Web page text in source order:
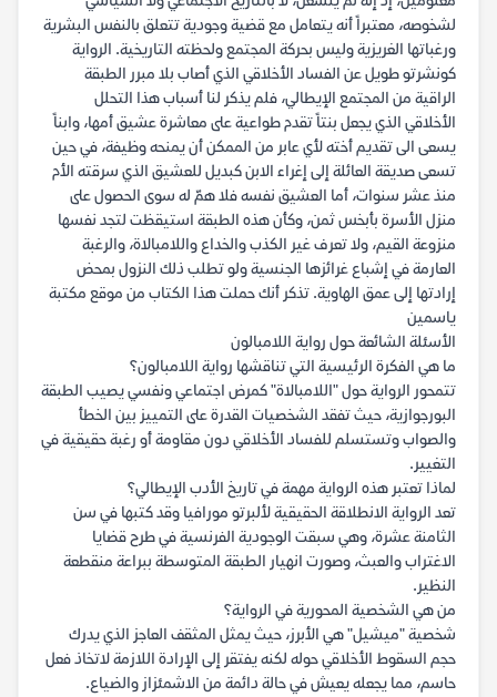
لشخوصه، معتبراً أنه يتعامل مع قضية وجودية تتعلق بالنفس البشرية
ورغباتها الغريزية وليس بحركة المجتمع ولحظته التاريخية. الرواية
كونشرتو طويل عن الفساد الأخلاقي الذي أصاب بلا مبرر الطبقة
الراقية من المجتمع الإيطالي، فلم يذكر لنا أسباب هذا التحلل
الأخلاقي الذي يجعل بنتاً تقدم طواعية على معاشرة عشيق أمها، وابناً
يسعى الى تقديم أخته لأي عابر من الممكن أن يمنحه وظيفة، في حين
تسعى صديقة العائلة إلى إغراء الابن كبديل للعشيق الذي سرقته الأم
منذ عشر سنوات، أما العشيق نفسه فلا همّ له سوى الحصول على
منزل الأسرة بأبخس ثمن، وكأن هذه الطبقة استيقظت لتجد نفسها
منزوعة القيم، ولا تعرف غير الكذب والخداع واللامبالاة، والرغبة
العارمة في إشباع غرائزها الجنسية ولو تطلب ذلك النزول بمحض
إرادتها إلى عمق الهاوية. تذكر أنك حملت هذا الكتاب من موقع مكتبة
ياسمين
الأسئلة الشائعة حول رواية اللامبالون
ما هي الفكرة الرئيسية التي تناقشها رواية اللامبالون؟
تتمحور الرواية حول "اللامبالاة" كمرض اجتماعي ونفسي يصيب الطبقة
البورجوازية، حيث تفقد الشخصيات القدرة على التمييز بين الخطأ
والصواب وتستسلم للفساد الأخلاقي دون مقاومة أو رغبة حقيقية في
التغيير.
لماذا تعتبر هذه الرواية مهمة في تاريخ الأدب الإيطالي؟
تعد الرواية الانطلاقة الحقيقية لألبرتو مورافيا وقد كتبها في سن
الثامنة عشرة، وهي سبقت الوجودية الفرنسية في طرح قضايا
الاغتراب والعبث، وصورت انهيار الطبقة المتوسطة ببراعة منقطعة
النظير.
من هي الشخصية المحورية في الرواية؟
شخصية "ميشيل" هي الأبرز، حيث يمثل المثقف العاجز الذي يدرك
حجم السقوط الأخلاقي حوله لكنه يفتقر إلى الإرادة اللازمة لاتخاذ فعل
حاسم، مما يجعله يعيش في حالة دائمة من الاشمئزاز والضياع.